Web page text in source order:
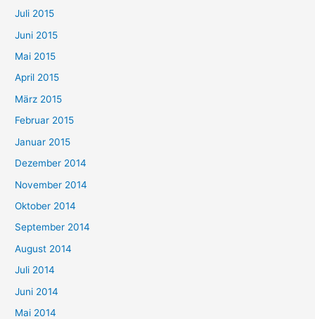
Juli 2015
Juni 2015
Mai 2015
April 2015
März 2015
Februar 2015
Januar 2015
Dezember 2014
November 2014
Oktober 2014
September 2014
August 2014
Juli 2014
Juni 2014
Mai 2014